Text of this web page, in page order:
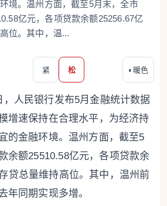
境。温州方面，截至5月末，全市
亿元，各项贷款余额25256.67亿
位。其中，温...
紧 松 ◐ 暖色
人民银行发布5月金融统计数据
增速保持在合理水平，为经济持
的金融环境。温州方面，截至5
余额25510.58亿元，各项贷款余
贷总量维持高位。其中，温州前
年同期实现多增。